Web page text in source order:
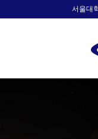
서울대